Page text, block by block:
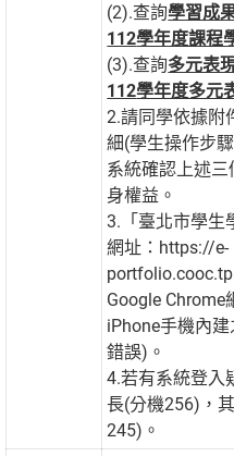
(2).查詢學習成
112學年度課程
(3).查詢多元表
112學年度多元
2.請同學依據附
細(學生操作步
系統確認上述
身權益。
3.「臺北市學生
網址：https://e-
Google Chrome
iPhone手機內
錯誤)。
4.若有系統登入
長(分機256)，
245)。